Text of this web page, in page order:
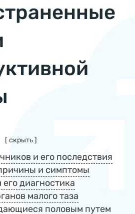
[ скрыть ]
и его последствия
и симптомы
диагностика
малого таза
половым путем